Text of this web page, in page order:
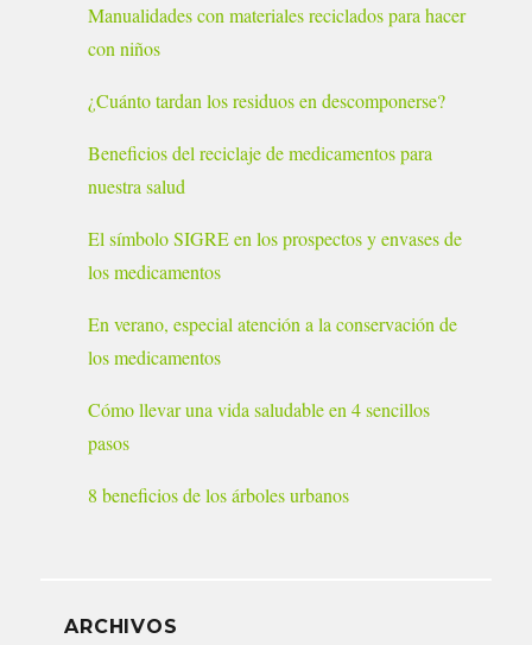
Manualidades con materiales reciclados para hacer
con niños
¿Cuánto tardan los residuos en descomponerse?
Beneficios del reciclaje de medicamentos para
nuestra salud
El símbolo SIGRE en los prospectos y envases de
los medicamentos
En verano, especial atención a la conservación de
los medicamentos
Cómo llevar una vida saludable en 4 sencillos
pasos
8 beneficios de los árboles urbanos
ARCHIVOS